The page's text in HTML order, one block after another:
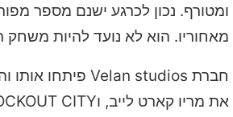
ומטורף. נכון לכרגע ישנם מספר
מאחוריו. הוא לא נועד להיות